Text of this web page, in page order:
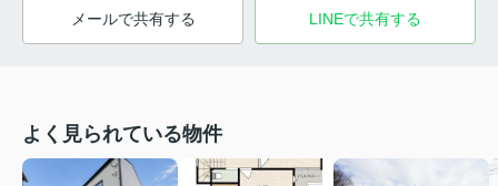
メールで共有する LINEで共有する
よく見られている物件